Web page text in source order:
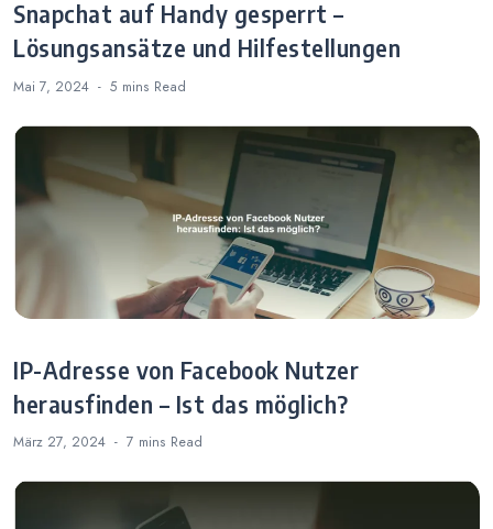
Snapchat auf Handy gesperrt –
Lösungsansätze und Hilfestellungen
Mai 7, 2024 5 mins Read
IP-Adresse von Facebook Nutzer
herausfinden – Ist das möglich?
März 27, 2024 7 mins Read